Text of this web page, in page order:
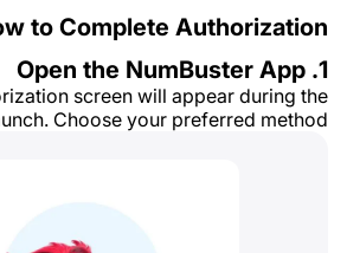
to Complete Authorization
1. Open the NumBuster App
screen will appear during the
Choose your preferred method.